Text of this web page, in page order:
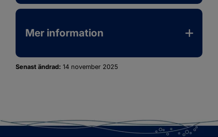
Mer information
Senast ändrad: 14 november 2025